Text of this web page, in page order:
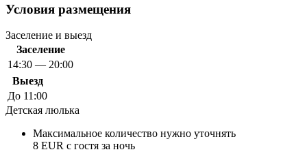
Условия размещения
Заселение и выезд
Заселение
14:30 — 20:00
Выезд
До 11:00
Детская люлька
Максимальное количество нужно уточнять
8 EUR с гостя за ночь